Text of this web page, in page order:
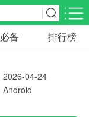
游戏分类
教育学习
180款应用
必备 排行榜
2026-04-24
Android